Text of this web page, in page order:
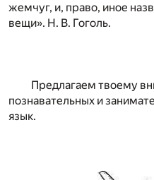
жемчуг, и, право, иное
вещи». Н. В. Гоголь.
Предлагаем твоему
познавательных и
язык.